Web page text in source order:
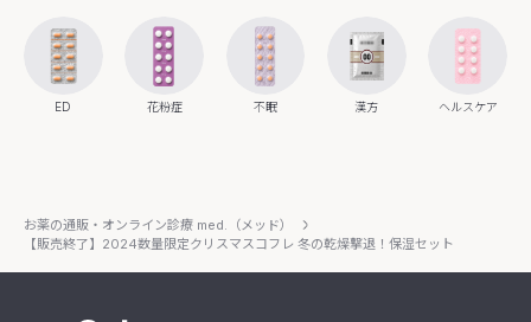
ED 花粉症 不眠 漢方 ヘルスケア
お薬の通販・オンライン診療 med.（メッド）
【販売終了】2024数量限定クリスマスコフレ 冬の乾燥撃退！保湿セット